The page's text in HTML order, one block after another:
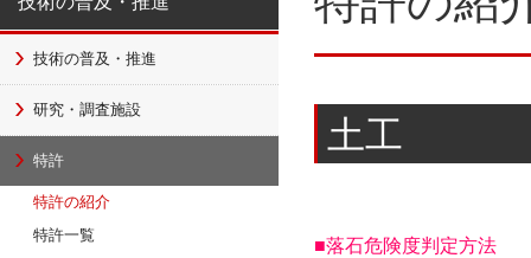
土工
■落石危険度判定方法
技術の普及・推進
研究・調査施設
特許
特許の紹介
特許一覧